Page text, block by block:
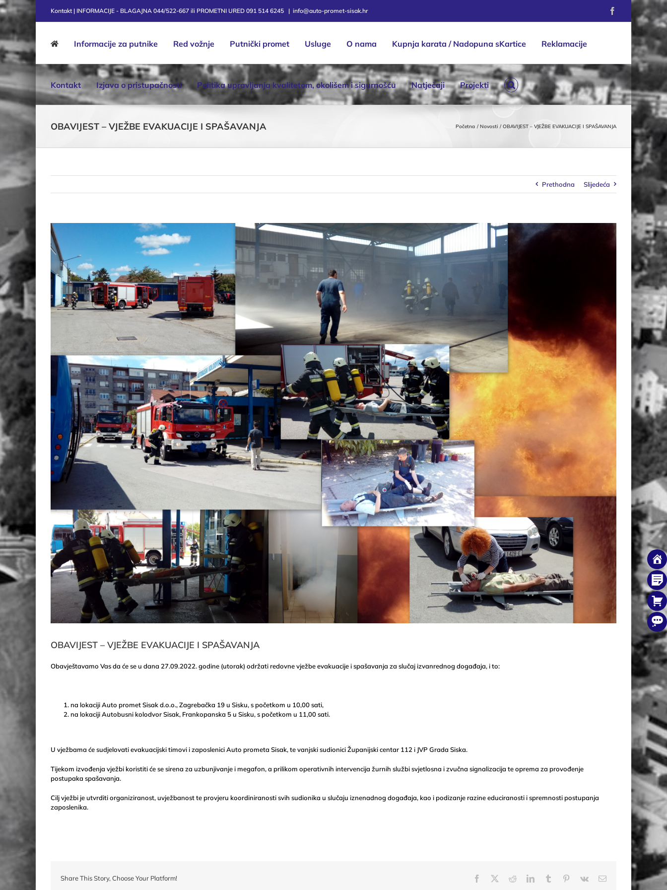
Skip
to
content
Kontakt | INFORMACIJE - BLAGAJNA 044/522-667 ili PROMETNI URED 091 514 6245 | info@auto-promet-sisak.hr Facebook
Informacije za putnike Red vožnje Putnički promet Usluge O nama Kupnja karata / Nadopuna sKartice Reklamacije
Kontakt Izjava o pristupačnosti Politika upravljanja kvalitetom, okolišem i sigurnošću Natječaji Projekti
OBAVIJEST – VJEŽBE EVAKUACIJE I SPAŠAVANJA Početna Novosti OBAVIJEST – VJEŽBE EVAKUACIJE I SPAŠAVANJA
Prethodna Slijedeća
View
Larger
Image
OBAVIJEST – VJEŽBE EVAKUACIJE I SPAŠAVANJA
Obavještavamo Vas da će se u dana 27.09.2022. godine (utorak) održati redovne vježbe evakuacije i spašavanja za slučaj izvanrednog događaja, i to:
na lokaciji Auto promet Sisak d.o.o., Zagrebačka 19 u Sisku, s početkom u 10,00 sati,
na lokaciji Autobusni kolodvor Sisak, Frankopanska 5 u Sisku, s početkom u 11,00 sati.
U vježbama će sudjelovati evakuacijski timovi i zaposlenici Auto prometa Sisak, te vanjski sudionici Županijski centar 112 i JVP Grada Siska.
Tijekom izvođenja vježbi koristiti će se sirena za uzbunjivanje i megafon, a prilikom operativnih intervencija žurnih službi svjetlosna i zvučna signalizacija te oprema za provođenje
postupaka spašavanja.
Cilj vježbi je utvrditi organiziranost, uvježbanost te provjeru koordiniranosti svih sudionika u slučaju iznenadnog događaja, kao i podizanje razine educiranosti i spremnosti postupanja
zaposlenika.
Share This Story, Choose Your Platform! Facebook RedditLinkedInTumblr Pinterest
Vk Email: